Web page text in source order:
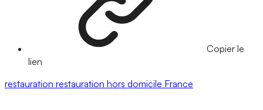
Copier le
lien
restauration restauration hors domicile France